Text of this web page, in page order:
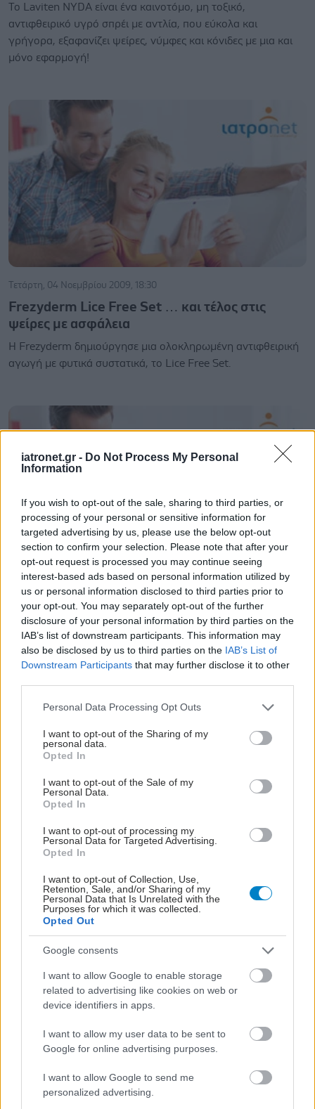
iatronet.gr - Do Not Process My Personal
Information
If you wish to opt-out of the sale, sharing to third parties, or
processing of your personal or sensitive information for
targeted advertising by us, please use the below opt-out
section to confirm your selection. Please note that after your
opt-out request is processed you may continue seeing
interest-based ads based on personal information utilized by
us or personal information disclosed to third parties prior to
your opt-out. You may separately opt-out of the further
disclosure of your personal information by third parties on the
IAB’s list of downstream participants. This information may
also be disclosed by us to third parties on the IAB’s List of
Downstream Participants that may further disclose it to other
Please note that this website/app uses one or more Google
not limited to your visit or usage behaviour. You may click to
grant or deny consent to Google and its third-party tags to
use your data for below specified purposes in below Google
consent section.
Personal Data Processing Opt Outs
I want to opt-out of the Sharing of my
personal data.
Opted In
I want to opt-out of the Sale of my
Personal Data.
Opted In
I want to opt-out of processing my
Personal Data for Targeted Advertising.
Opted In
I want to opt-out of Collection, Use,
Retention, Sale, and/or Sharing of my
Personal Data that Is Unrelated with the
Purposes for which it was collected.
Opted Out
Google consents
I want to allow Google to enable storage
related to advertising like cookies on web or
device identifiers in apps.
I want to allow my user data to be sent to
Google for online advertising purposes.
I want to allow Google to send me
personalized advertising.
Το Laviten NYDA είναι ένα καινοτόμο, μη τοξικό,
αντιφθειρικό υγρό σπρέι με αντλία, που εύκολα και
γρήγορα, εξαφανίζει ψείρες, νύμφες και κόνιδες με μια και
μόνο εφαρμογή!
Τετάρτη, 04 Νοεμβρίου 2009, 18:30
Frezyderm Lice Free Set … και τέλος στις
ψείρες με ασφάλεια
Η Frezyderm δημιούργησε μια ολοκληρωμένη αντιφθειρική
αγωγή με φυτικά συστατικά, το Lice Free Set.
Τετάρτη, 23 Σεπτεμβρίου 2009, 14:39
Νέα, ‘σχολική’ προσφορά από το Laviten NYDA
για τις ψείρες
Προμηθευτείτε τώρα το εύχρηστο και αποτελεσματικό
προϊόν κατά των ψειρών, Laviten NYDA, που κυκλοφορεί
στην ελληνική αγορά φαρμακείου από τη Lavipharm, στην
προνομιακή τιμή των 12 €.